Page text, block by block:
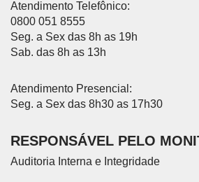
Atendimento Telefônico:
0800 051 8555
Seg. a Sex das 8h as 19h
Sab. das 8h as 13h
Atendimento Presencial:
Seg. a Sex das 8h30 as 17h30
RESPONSÁVEL PELO
Auditoria Interna e Integridade